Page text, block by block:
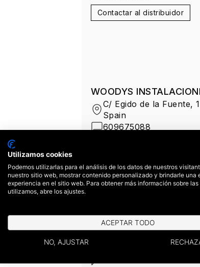
Contactar al distribuidor
WOODYS
C/ Egido de la Fuente,
Spain
609675088
Casimiro Velasco 2 -
Utilizamos cookies
Podemos utilizarlas para el análisis de los datos de nuestros
nuestro sitio web, mostrar contenido personalizado y brindarle una
experiencia en el sitio web. Para obtener más información sobre
utilizamos, abre los ajustes.
ACEPTAR TODO
NO, AJUSTAR